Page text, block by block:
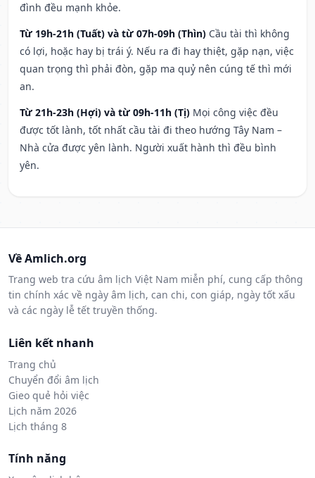
đình đều mạnh khỏe.
Từ 19h-21h (Tuất) và từ 07h-09h (Thìn) Cầu tài thì không
có lợi, hoặc hay bị trái ý. Nếu ra đi hay thiệt, gặp nạn, việc
quan trọng thì phải đòn, gặp ma quỷ nên cúng tế thì mới
an.
Từ 21h-23h (Hợi) và từ 09h-11h (Tị) Mọi công việc đều
được tốt lành, tốt nhất cầu tài đi theo hướng Tây Nam –
Nhà cửa được yên lành. Người xuất hành thì đều bình
yên.
Về Amlich.org
Trang web tra cứu âm lịch Việt Nam miễn phí, cung cấp thông
tin chính xác về ngày âm lịch, can chi, con giáp, ngày tốt xấu
và các ngày lễ tết truyền thống.
Liên kết nhanh
Trang chủ
Chuyển đổi âm lịch
Gieo quẻ hỏi việc
Lịch năm 2026
Lịch tháng 8
Tính năng